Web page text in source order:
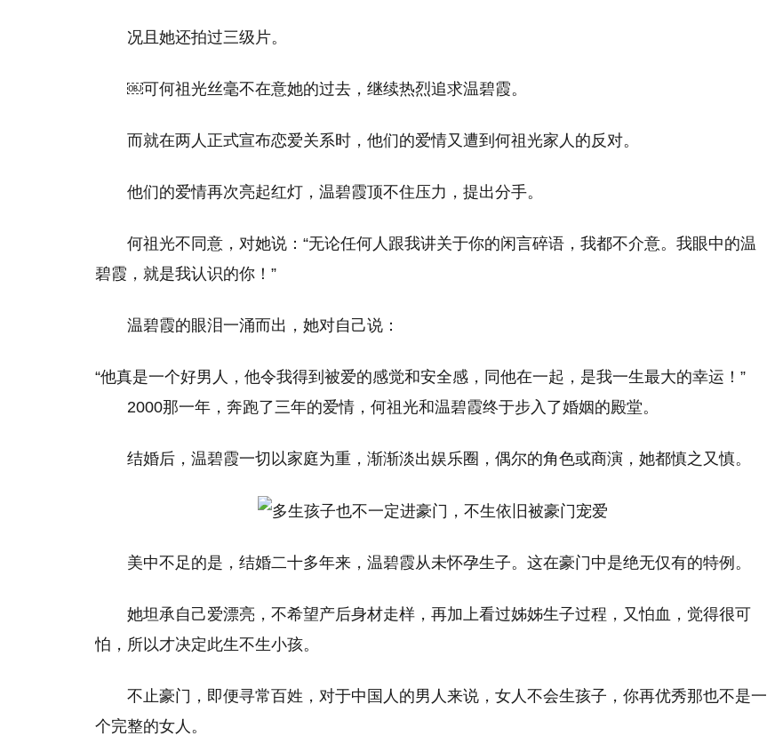
况且她还拍过三级片。
￼ 可何祖光丝毫不在意她的过去，继续热烈追求温碧霞。
而就在两人正式宣布恋爱关系时，他们的爱情又遭到何祖光家人的反对。
他们的爱情再次亮起红灯，温碧霞顶不住压力，提出分手。
何祖光不同意，对她说：“无论任何人跟我讲关于你的闲言碎语，我都不介意。我眼中的温
碧霞，就是我认识的你！”
温碧霞的眼泪一涌而出，她对自己说：
“他真是一个好男人，他令我得到被爱的感觉和安全感，同他在一起，是我一生最大的幸运！”
2000那一年，奔跑了三年的爱情，何祖光和温碧霞终于步入了婚姻的殿堂。
结婚后，温碧霞一切以家庭为重，渐渐淡出娱乐圈，偶尔的角色或商演，她都慎之又慎。
美中不足的是，结婚二十多年来，温碧霞从未怀孕生子。 这在豪门中是绝无仅有的特例。
她坦承自己爱漂亮，不希望产后身材走样，再加上看过姊姊生子过程，又怕血，觉得很可
怕，所以才决定此生不生小孩。
不止豪门，即便寻常百姓，对于中国人的男人来说，女人不会生孩子，你再优秀那也不是一
个完整的女人。